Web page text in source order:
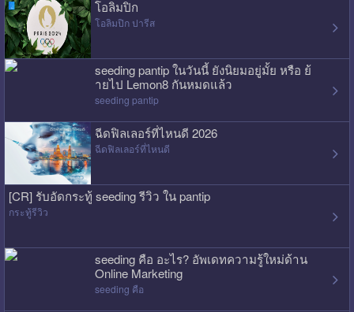
โอลิมปิก
โอลิมปิก ปารีส
seeding pantip ในวันนี้ ยังนิยมอยู่มั้ย หรือ ย้
ายไป Lemon8 กันหมดแล้ว
seeding pantip
ฉีดฟิลเลอร์ที่ไหนดี 2026
ฉีดฟิลเลอร์ที่ไหนดี
[CR] รับอัดกระทู้ seeding รีวิว ใน pantip
กระทู้รีวิว
seeding คือ อะไร? อัพเดทความรู้ใหม่ด้าน
Online Marketing
seeding คือ